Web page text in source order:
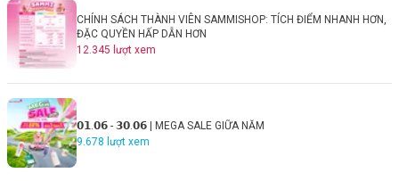
CHÍNH SÁCH THÀNH VIÊN SAMMISHOP: TÍCH ĐIỂM NHANH HƠN,
ĐẶC QUYỀN HẤP DẪN HƠN
12.345 lượt xem
𝟬𝟭.𝟬𝟲 - 𝟯𝟬.𝟬𝟲 | MEGA SALE GIỮA NĂM
9.678 lượt xem